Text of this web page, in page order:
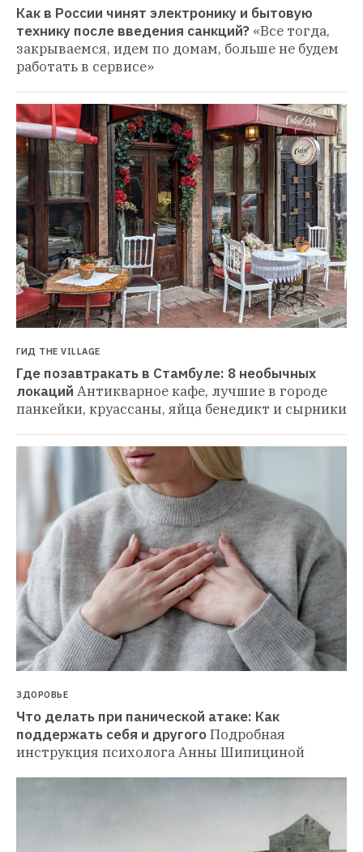
Как в России чинят электронику и бытовую
технику после введения санкций? «Все тогда,
закрываемся, идем по домам, больше не будем
работать в сервисе»
ГИД THE VILLAGE
Где позавтракать в Стамбуле: 8 необычных
локаций Антикварное кафе, лучшие в городе
панкейки, круассаны, яйца бенедикт и сырники
ЗДОРОВЬЕ
Что делать при панической атаке: Как
поддержать себя и другогоПодробная
инструкция психолога Анны Шипициной